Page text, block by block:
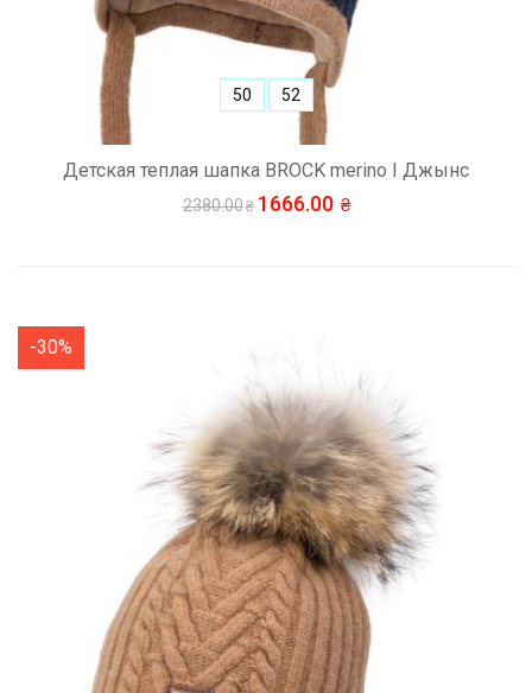
Детская теплая шапка BROCK merino I Джынс
2380.00 1666.00
50 52
-30%